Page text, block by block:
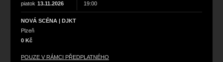
piatok 13.11.2026 19:00
NOVÁ SCÉNA | DJKT
Plzeň
0 Kč
POUZE V RÁMCI PŘEDPLATNÉHO